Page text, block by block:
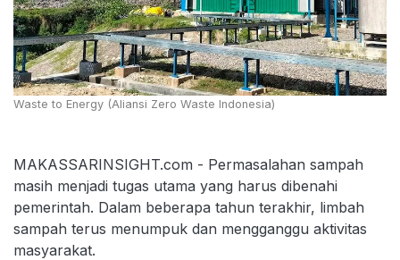
Waste to Energy (Aliansi Zero Waste Indonesia)
MAKASSARINSIGHT.com - Permasalahan sampah
masih menjadi tugas utama yang harus dibenahi
pemerintah. Dalam beberapa tahun terakhir, limbah
sampah terus menumpuk dan mengganggu aktivitas
masyarakat.